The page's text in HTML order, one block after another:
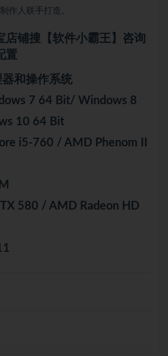
作人联手打造。
店铺搜【软件小霸王】咨询
置
和操作系统
7 64 Bit/ Windows 8
10 64 Bit
i5-760 / AMD Phenom II
580 / AMD Radeon HD